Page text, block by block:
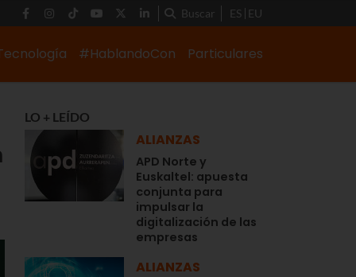
Buscar ES EU
#HablandoCon Particulares
LO + LEÍDO
ALIANZAS
APD Norte y
Euskaltel: apuesta
conjunta para
impulsar la
digitalización de las
empresas
ALIANZAS